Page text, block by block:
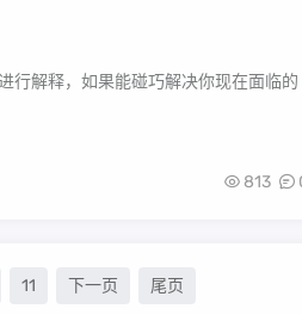
行解释，如果能碰巧解决你现在面临的
813
11 下一页 尾页